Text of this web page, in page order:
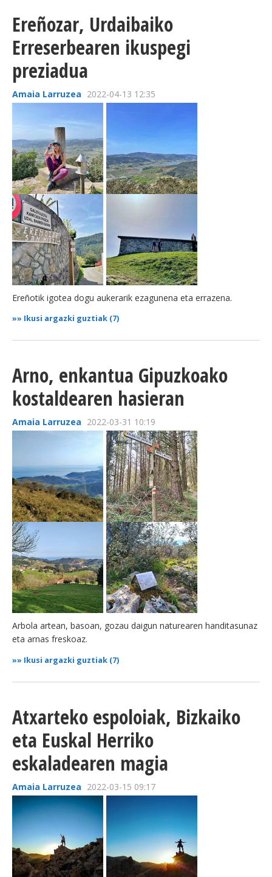
Ereñozar, Urdaibaiko
Erreserbearen ikuspegi
preziadua
Amaia Larruzea 2022-04-13 12:35
Ereñotik igotea dogu aukerarik ezagunena eta errazena.
»» Ikusi argazki guztiak (7)
Arno, enkantua Gipuzkoako
kostaldearen hasieran
Amaia Larruzea 2022-03-31 10:19
Arbola artean, basoan, gozau daigun naturearen handitasunaz
eta arnas freskoaz.
»» Ikusi argazki guztiak (7)
Atxarteko espoloiak, Bizkaiko
eta Euskal Herriko
eskaladearen magia
Amaia Larruzea 2022-03-15 09:17